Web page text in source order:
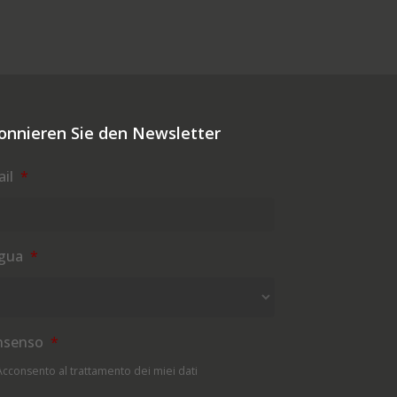
Sie den Newsletter
*
*
*
al trattamento dei miei dati